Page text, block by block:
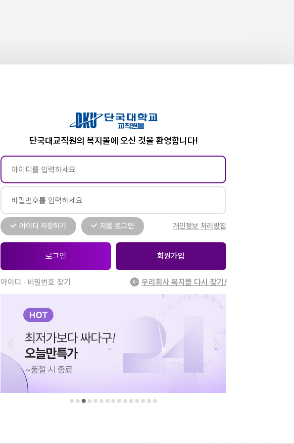
단국대교직원의 복지몰에 오신 것을 환영합니다!
아이디 저장하기 자동 로그인 개인정보 처리방침
회원가입
아이디 · 비밀번호 찾기 우리회사 복지몰 다시 찾기 !